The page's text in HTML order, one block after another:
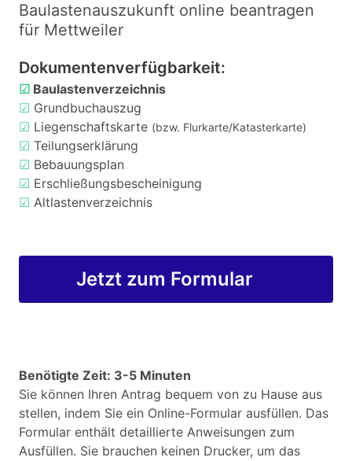
Baulastenauszukunft online beantragen
für Mettweiler
Dokumentenverfügbarkeit:
☑ Baulastenverzeichnis
☑ Grundbuchauszug
☑ Liegenschaftskarte (bzw. Flurkarte/Katasterkarte)
☑ Teilungserklärung
☑ Bebauungsplan
☑ Erschließungsbescheinigung
☑ Altlastenverzeichnis
Jetzt zum Formular
Benötigte Zeit: 3-5 Minuten
Sie können Ihren Antrag bequem von zu Hause aus
stellen, indem Sie ein Online-Formular ausfüllen. Das
Formular enthält detaillierte Anweisungen zum
Ausfüllen. Sie brauchen keinen Drucker, um das